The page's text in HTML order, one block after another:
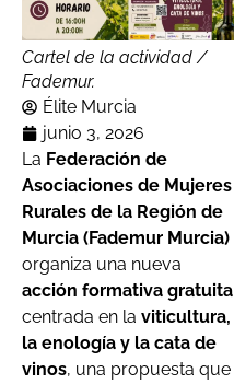
Cartel de la actividad /
Fademur.
Élite Murcia
junio 3, 2026
La Federación de
Asociaciones de Mujeres
Rurales de la Región de
Murcia (Fademur Murcia)
organiza una nueva
acción formativa gratuita
centrada en la viticultura,
la enología y la cata de
vinos, una propuesta que